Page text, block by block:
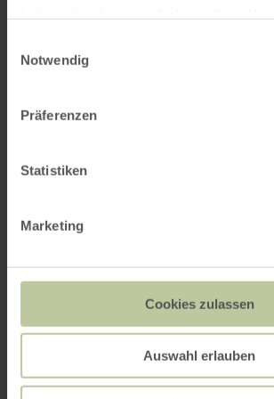
Notwendig
Präferenzen
Statistiken
Marketing
Cookies zulassen
Auswahl erlauben
Impressionen